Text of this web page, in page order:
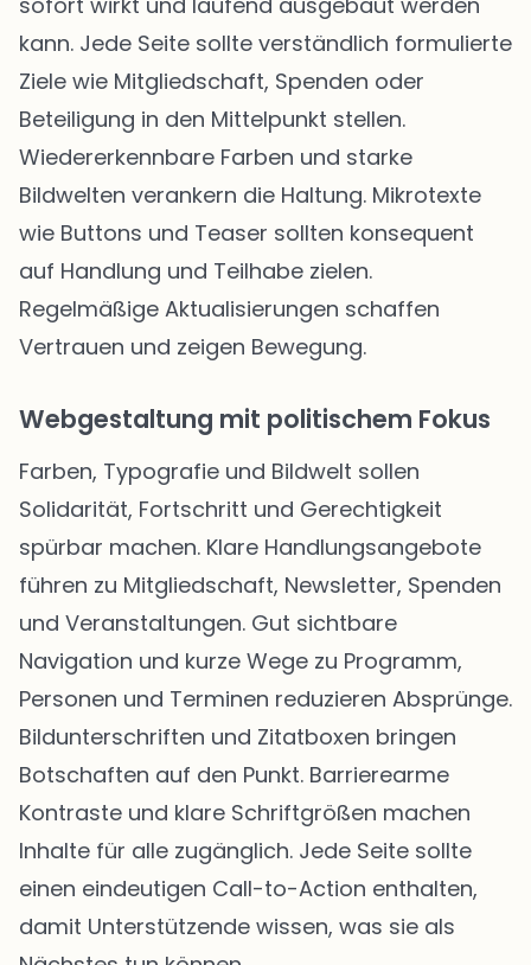
kann. Jede Seite sollte verständlich formulierte
Ziele wie Mitgliedschaft, Spenden oder
Beteiligung in den Mittelpunkt stellen.
Wiedererkennbare Farben und starke
Bildwelten verankern die Haltung. Mikrotexte
wie Buttons und Teaser sollten konsequent
auf Handlung und Teilhabe zielen.
Regelmäßige Aktualisierungen schaffen
Vertrauen und zeigen Bewegung.
Webgestaltung mit politischem Fokus
Farben, Typografie und Bildwelt sollen
Solidarität, Fortschritt und Gerechtigkeit
spürbar machen. Klare Handlungsangebote
führen zu Mitgliedschaft, Newsletter, Spenden
und Veranstaltungen. Gut sichtbare
Navigation und kurze Wege zu Programm,
Personen und Terminen reduzieren Absprünge.
Bildunterschriften und Zitatboxen bringen
Botschaften auf den Punkt. Barrierearme
Kontraste und klare Schriftgrößen machen
Inhalte für alle zugänglich. Jede Seite sollte
einen eindeutigen Call-to-Action enthalten,
damit Unterstützende wissen, was sie als